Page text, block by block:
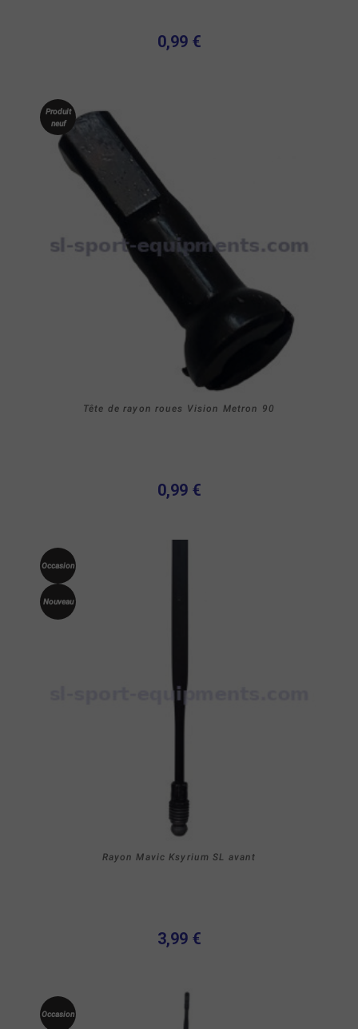
0,99 €
Produit
neuf
Tête de rayon roues Vision Metron 90
0,99 €
Occasion
Nouveau
Rayon Mavic Ksyrium SL avant
3,99 €
Occasion